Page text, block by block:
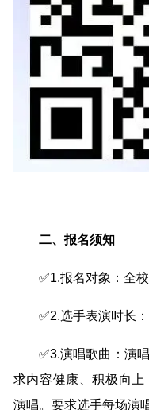
二、报名须知
✅1.报名对象：全校
✅2.选手表演时长
✅3.演唱歌曲：演
求内容健康、积极向
演唱。要求选手每场演